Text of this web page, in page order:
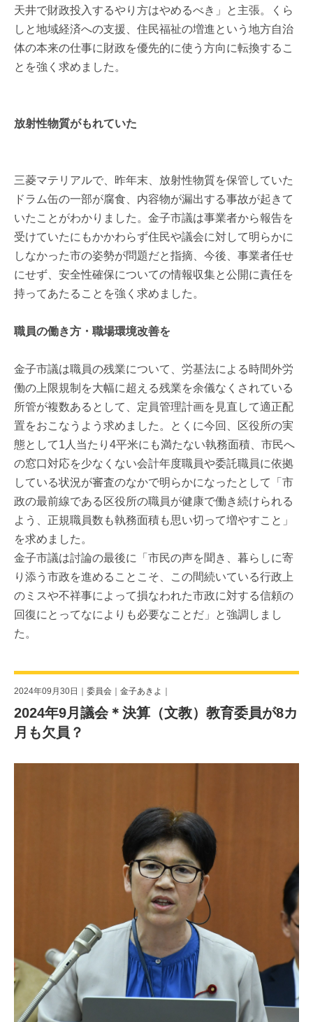
天井で財政投入するやり方はやめるべき」と主張。くら
しと地域経済への支援、住民福祉の増進という地方自治
体の本来の仕事に財政を優先的に使う方向に転換するこ
とを強く求めました。
放射性物質がもれていた
三菱マテリアルで、昨年末、放射性物質を保管していた
ドラム缶の一部が腐食、内容物が漏出する事故が起きて
いたことがわかりました。金子市議は事業者から報告を
受けていたにもかかわらず住民や議会に対して明らかに
しなかった市の姿勢が問題だと指摘、今後、事業者任せ
にせず、安全性確保についての情報収集と公開に責任を
持ってあたることを強く求めました。
職員の働き方・職場環境改善を
金子市議は職員の残業について、労基法による時間外労
働の上限規制を大幅に超える残業を余儀なくされている
所管が複数あるとして、定員管理計画を見直して適正配
置をおこなうよう求めました。とくに今回、区役所の実
態として1人当たり4平米にも満たない執務面積、市民へ
の窓口対応を少なくない会計年度職員や委託職員に依拠
している状況が審査のなかで明らかになったとして「市
政の最前線である区役所の職員が健康で働き続けられる
よう、正規職員数も執務面積も思い切って増やすこと」
を求めました。
金子市議は討論の最後に「市民の声を聞き、暮らしに寄
り添う市政を進めることこそ、この間続いている行政上
のミスや不祥事によって損なわれた市政に対する信頼の
回復にとってなによりも必要なことだ」と強調しまし
た。
2024年09月30日｜ 委員会 金子あきよ
2024年9月議会＊決算（文教）教育委員が8カ
月も欠員？